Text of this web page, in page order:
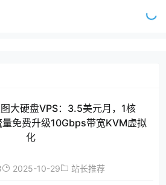
大硬盘VPS：3.5美元月，1核
免费升级10Gbps带宽KVM虚拟
化
2025-10-29 站长推荐